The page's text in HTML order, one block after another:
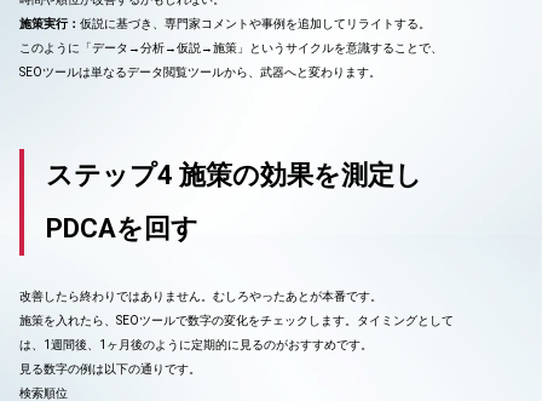
施策実行： 仮説に基づき、専門家コメントや事例を追加してリライトする。
このように「データ→分析→仮説→施策」というサイクルを意識することで、
SEOツールは単なるデータ閲覧ツールから、武器へと変わります。
ステップ4 施策の効果を測定し
PDCAを回す
改善したら終わりではありません。むしろやったあとが本番です。
施策を入れたら、SEOツールで数字の変化をチェックします。タイミングとして
は、1週間後、1ヶ月後のように定期的に見るのがおすすめです。
見る数字の例は以下の通りです。
検索順位